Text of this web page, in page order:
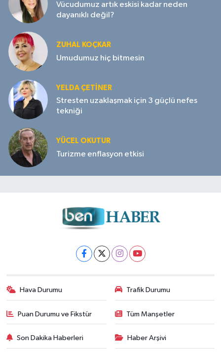
Vücudumuz artık eskisi kadar neden
dayanıklı değil?
ZUHAL KOÇKAR
Umudumuz hiç bitmesin
YELDA ÇETİNER
Stresten uzaklaşmak için 3 güçlü nefes
tekniği
YÜCEL OKUTUR
Turizme enflasyon etkisi
Hava Durumu Trafik Durumu
Puan Durumu ve Fikstür Tüm Manşetler
Son Dakika Haberleri Haber Arşivi